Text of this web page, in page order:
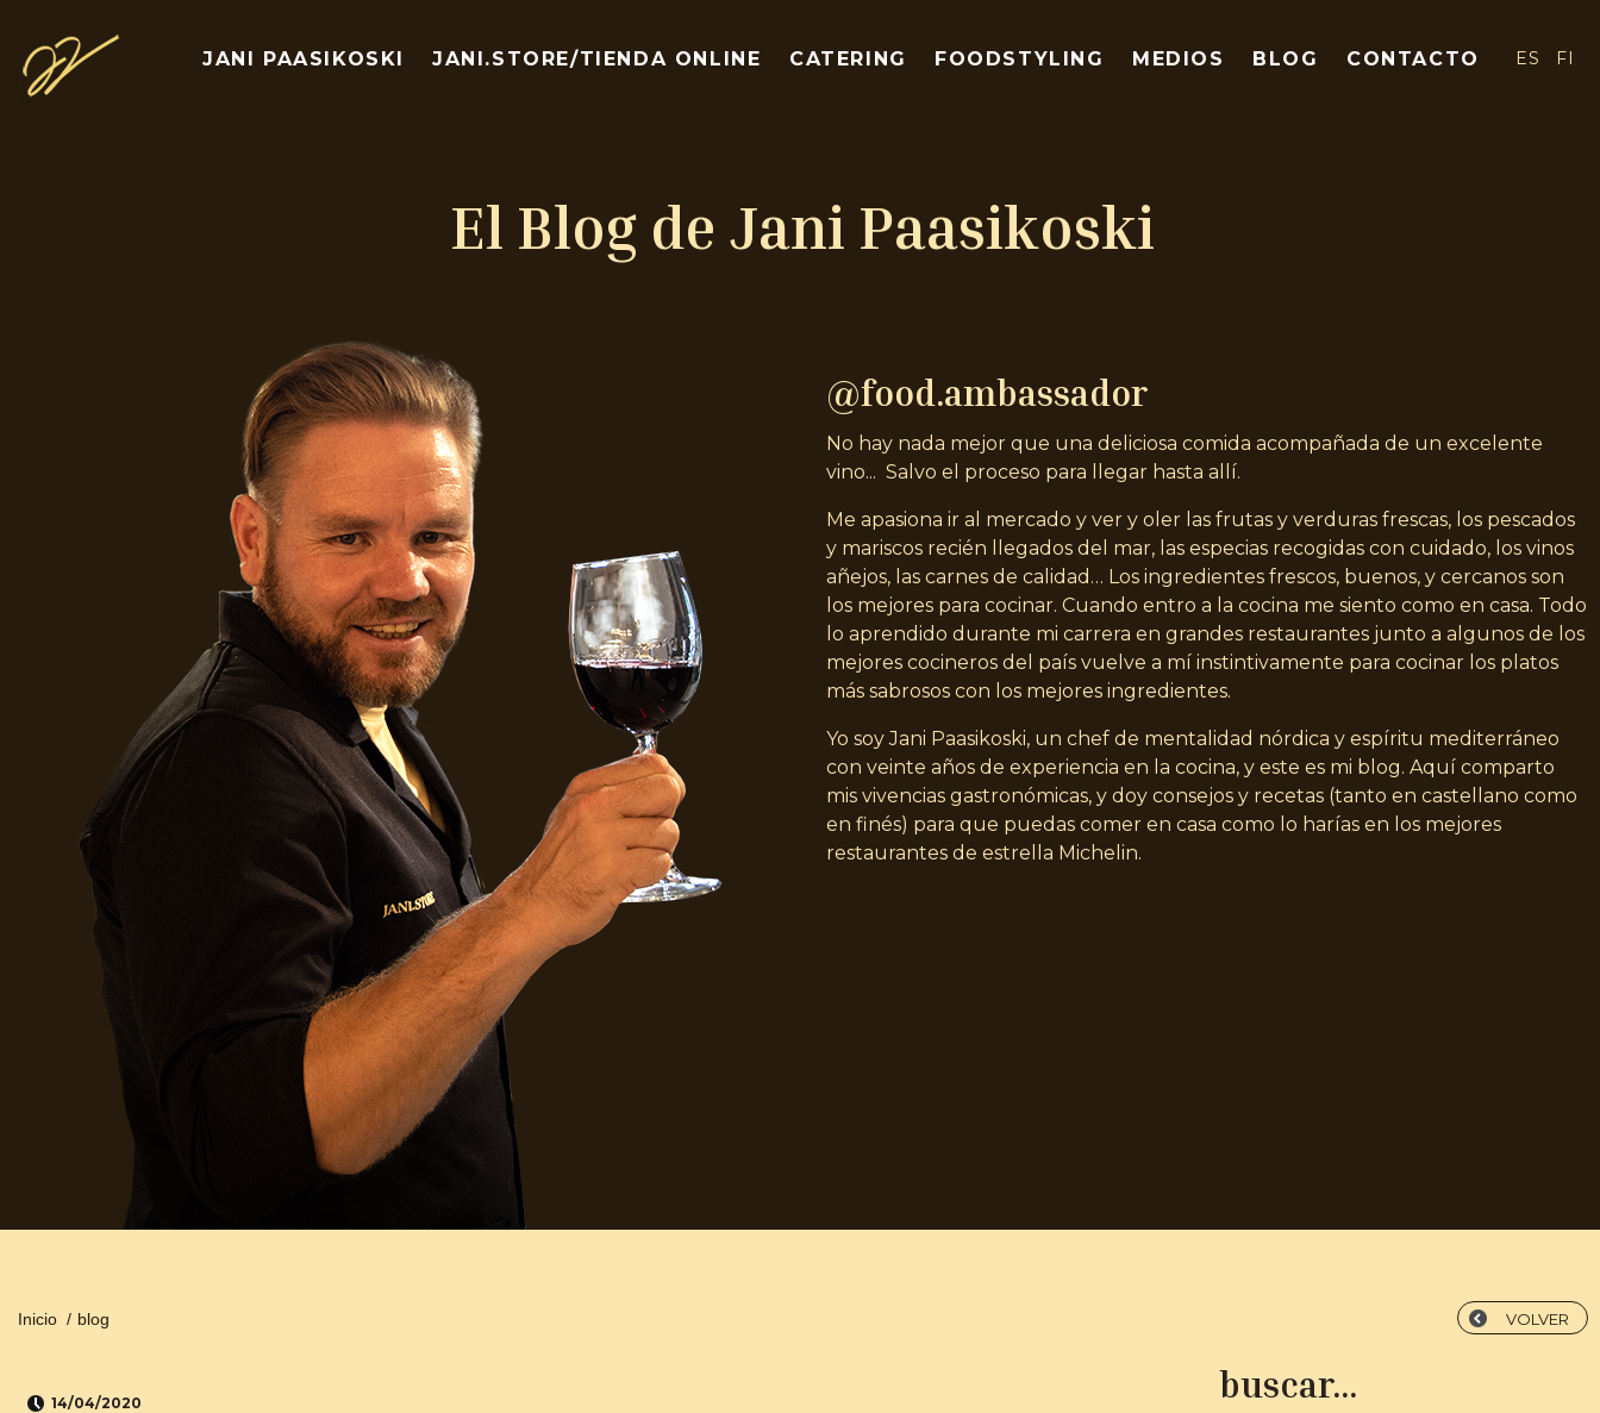
ES FI
JANI PAASIKOSKI JANI.STORE/TIENDA ONLINE CATERING FOODSTYLING MEDIOS BLOG CONTACTO
El Blog de Jani Paasikoski
@food.ambassador
No hay nada mejor que una deliciosa comida acompañada de un excelente
vino... Salvo el proceso para llegar hasta allí.
Me apasiona ir al mercado y ver y oler las frutas y verduras frescas, los pescados
y mariscos recién llegados del mar, las especias recogidas con cuidado, los vinos
añejos, las carnes de calidad… Los ingredientes frescos, buenos, y cercanos son
los mejores para cocinar. Cuando entro a la cocina me siento como en casa. Todo
lo aprendido durante mi carrera en grandes restaurantes junto a algunos de los
mejores cocineros del país vuelve a mí instintivamente para cocinar los platos
más sabrosos con los mejores ingredientes.
Yo soy Jani Paasikoski, un chef de mentalidad nórdica y espíritu mediterráneo
con veinte años de experiencia en la cocina, y este es mi blog. Aquí comparto
mis vivencias gastronómicas, y doy consejos y recetas (tanto en castellano como
en finés) para que puedas comer en casa como lo harías en los mejores
restaurantes de estrella Michelin.
Inicio / blog VOLVER
14/04/2020 buscar...